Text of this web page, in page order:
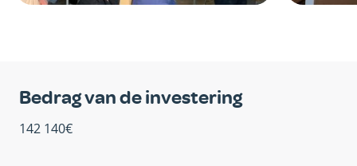
Bedrag van de investering
142 140€